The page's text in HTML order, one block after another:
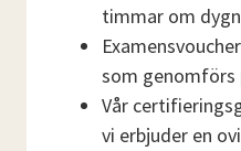
timmar om
som genomförs
Vår
vi erbjuder en